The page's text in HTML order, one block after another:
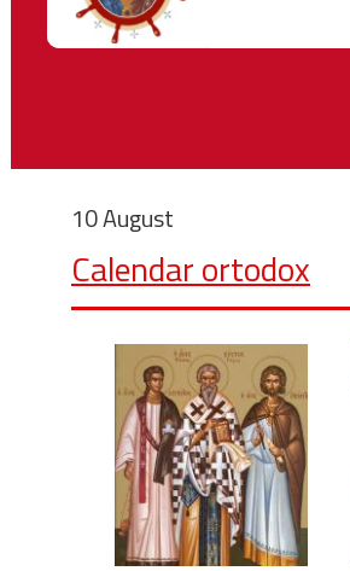
10 August
Calendar ortodox